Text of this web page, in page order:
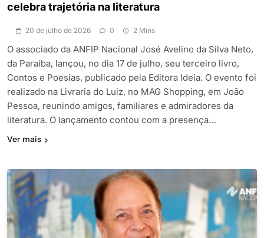
celebra trajetória na literatura
20 de julho de 2026 0 2 Mins
O associado da ANFIP Nacional José Avelino da Silva Neto,
da Paraíba, lançou, no dia 17 de julho, seu terceiro livro,
Contos e Poesias, publicado pela Editora Ideia. O evento foi
realizado na Livraria do Luiz, no MAG Shopping, em João
Pessoa, reunindo amigos, familiares e admiradores da
literatura. O lançamento contou com a presença…
Ver mais